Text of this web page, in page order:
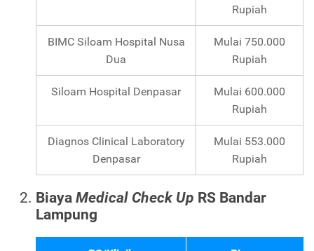
Rupiah
BIMC Siloam Hospital Nusa
Dua
Mulai 750.000
Rupiah
Siloam Hospital Denpasar
Mulai 600.000
Rupiah
Diagnos Clinical Laboratory
Denpasar
Mulai 553.000
Rupiah
Biaya Medical Check Up RS Bandar
Lampung